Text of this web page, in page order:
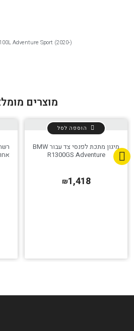
Adventure Sport (2020-)
מוצרים
מיגון מתכת לפנסי צד עבור BMW
R1300GS Adventure
₪1,418
הוספה לסל